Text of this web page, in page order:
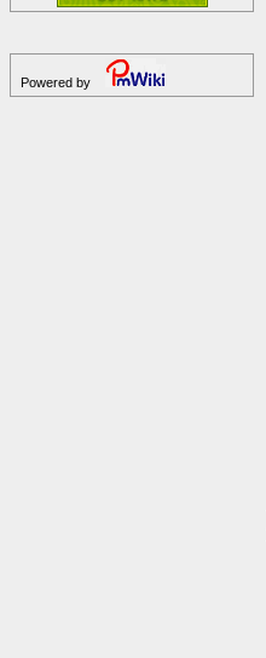
Powered by